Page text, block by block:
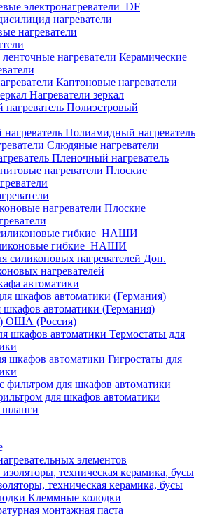
электронагреватели_DF
нагреватели
нагреватели
Керамические
Каптоновые нагреватели
Нагреватели зеркал
Полиэстровый
Полиамидный нагреватель
Слюдяные нагреватели
Пленочный нагреватель
Плоские
Плоские
гибкие_НАШИ
Доп.
нагревателей
автоматики
шкафов автоматики (Германия)
ОША (Россия)
Термостаты для
Гигростаты для
для шкафов автоматики
шланги
элементов
техническая керамика, бусы
Клеммные колодки